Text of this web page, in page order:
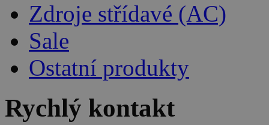
Zdroje střídavé (AC)
Sale
Ostatní produkty
Rychlý kontakt